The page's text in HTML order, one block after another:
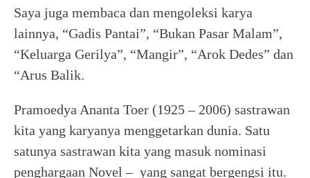
Saya juga membaca dan mengoleksi karya
lainnya, “Gadis Pantai”, “Bukan Pasar Malam”,
“Keluarga Gerilya”, “Mangir”, “Arok Dedes” dan
“Arus Balik.
Pramoedya Ananta Toer (1925 – 2006) sastrawan
kita yang karyanya menggetarkan dunia. Satu
satunya sastrawan kita yang masuk nominasi
penghargaan Novel – yang sangat bergengsi itu.